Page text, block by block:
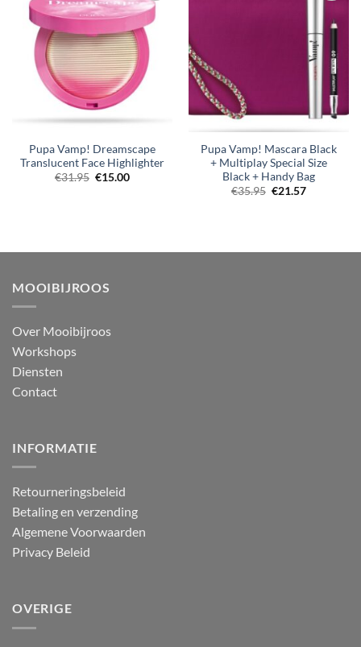
Pupa Vamp! Dreamscape
Translucent Face Highlighter
€31.95 Oorspronkelijke
€15.00Huidige
Pupa Vamp! Mascara Black
+ Multiplay Special Size
Black + Handy Bag
Oorspronkelijke
€35.95 Huidige
€21.57
MOOIBIJROOS
Over Mooibijroos
Workshops
Diensten
Contact
INFORMATIE
Retourneringsbeleid
Betaling en verzending
Algemene Voorwaarden
Privacy Beleid
OVERIGE